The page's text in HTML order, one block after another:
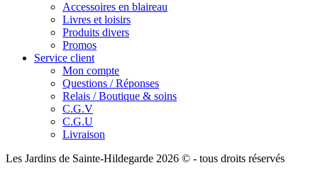
Accessoires en blaireau
Livres et loisirs
Produits divers
Promos
Service client
Mon compte
Questions / Réponses
Relais / Boutique & soins
C.G.V
C.G.U
Livraison
Les Jardins de Sainte-Hildegarde 2026 © - tous droits réservés